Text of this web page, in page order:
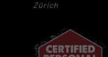
Zürich